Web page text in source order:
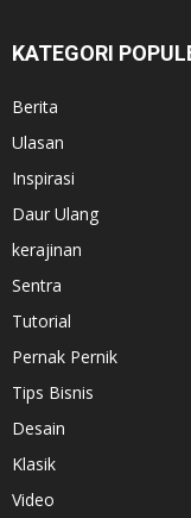
KATEGORI
Berita
Ulasan
Inspirasi
Daur Ulang
kerajinan
Sentra
Tutorial
Pernak Pernik
Tips Bisnis
Desain
Klasik
Video